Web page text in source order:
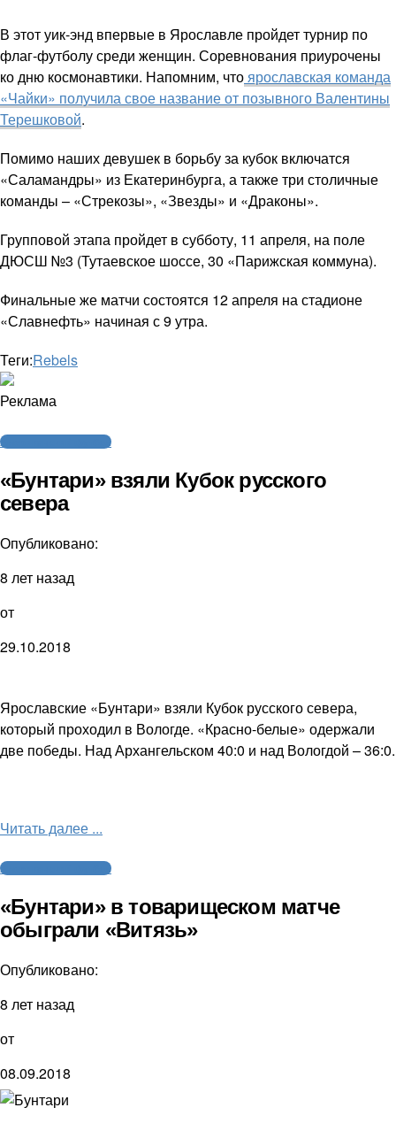
В этот уик-энд впервые в Ярославле пройдет турнир по
флаг-футболу среди женщин. Соревнования приурочены
ко дню космонавтики. Напомним, чтоярославская команда
«Чайки» получила свое название от позывного Валентины
Терешковой.
Помимо наших девушек в борьбу за кубок включатся
«Саламандры» из Екатеринбурга, а также три столичные
команды – «Стрекозы», «Звезды» и «Драконы».
Групповой этапа пройдет в субботу, 11 апреля, на поле
ДЮСШ №3 (Тутаевское шоссе, 30 «Парижская коммуна).
Финальные же матчи состоятся 12 апреля на стадионе
«Славнефть» начиная с 9 утра.
Теги:Rebels
Реклама
Американский футбол
«Бунтари» взяли Кубок русского
севера
Опубликовано:
8 лет назад
от
29.10.2018
Ярославские «Бунтари» взяли Кубок русского севера,
который проходил в Вологде. «Красно-белые» одержали
две победы. Над Архангельском 40:0 и над Вологдой – 36:0.
Читать далее ...
Американский футбол
«Бунтари» в товарищеском матче
обыграли «Витязь»
Опубликовано:
8 лет назад
от
08.09.2018